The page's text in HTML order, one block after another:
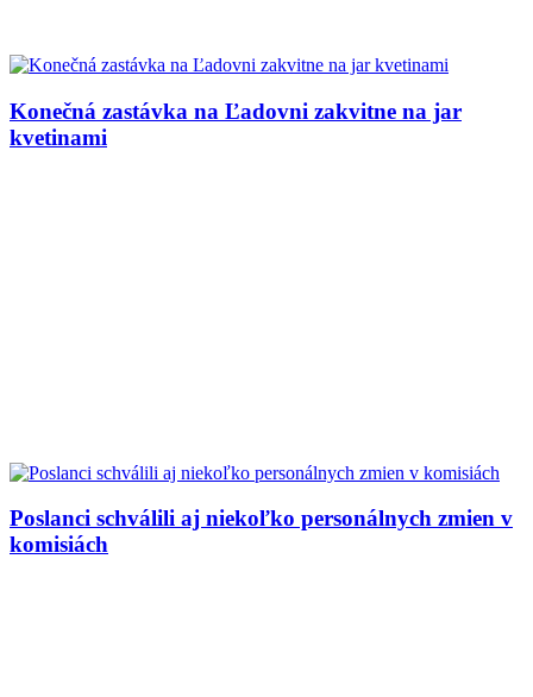
Konečná zastávka na Ľadovni zakvitne na jar
kvetinami
Poslanci schválili aj niekoľko personálnych zmien v
komisiách